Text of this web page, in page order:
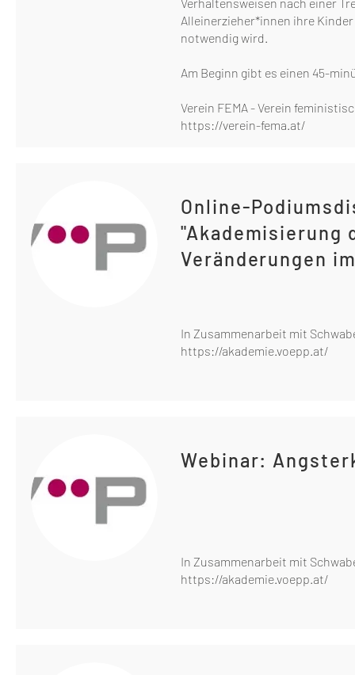
Alleinerzieher*innen ihre
notwendig wird.
Am Beginn gibt es einen 45-
Verein FEMA - Verein
https://verein-fema.at/
Online-
"Akademisierung
Veränderungen
In Zusammenarbeit mit
https://akademie.voepp.at/
Webinar:
In Zusammenarbeit mit
https://akademie.voepp.at/